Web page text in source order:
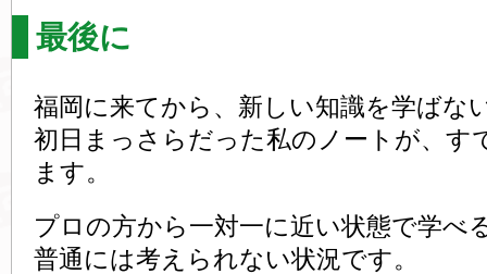
最後に
福岡に来てから、新しい知識を学ばな
初日まっさらだった私のノートが、す
ます。
プロの方から一対一に近い状態で学べ
普通には考えられない状況です。